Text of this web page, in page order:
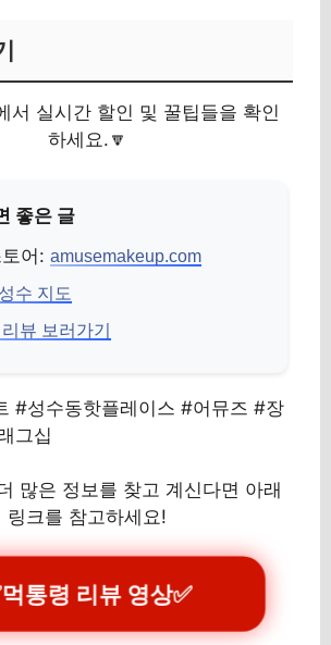
서 실시간 할인 및 꿀팁들을 확인
하세요.🔽
어: amusemakeup.com
수 지도
뷰 보러가기
#성수동핫플레이스 #어뮤즈 #장
그십
많은 정보를 찾고 계신다면 아래
링크를 참고하세요!
먹통령 리뷰 영상✅